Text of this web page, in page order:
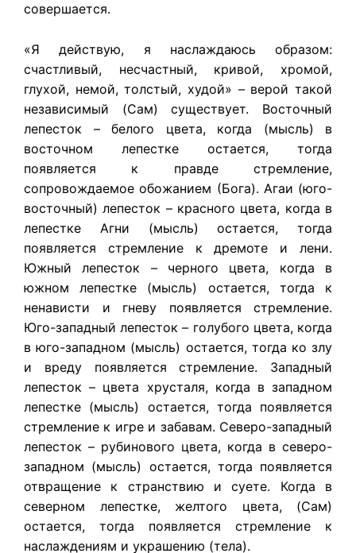
совершается.
«Я действую, я наслаждаюсь образом:
счастливый, несчастный, кривой, хромой,
глухой, немой, толстый, худой» – верой такой
независимый (Сам) существует. Восточный
лепесток – белого цвета, когда (мысль) в
восточном лепестке остается, тогда
появляется к правде стремление,
сопровождаемое обожанием (Бога). Агаи (юго-
восточный) лепесток – красного цвета, когда в
лепестке Агни (мысль) остается, тогда
появляется стремление к дремоте и лени.
Южный лепесток – черного цвета, когда в
южном лепестке (мысль) остается, тогда к
ненависти и гневу появляется стремление.
Юго-западный лепесток – голубого цвета, когда
в юго-западном (мысль) остается, тогда ко злу
и вреду появляется стремление. Западный
лепесток – цвета хрусталя, когда в западном
лепестке (мысль) остается, тогда появляется
стремление к игре и забавам. Северо-западный
лепесток – рубинового цвета, когда в северо-
западном (мысль) остается, тогда появляется
отвращение к странствию и суете. Когда в
северном лепестке, желтого цвета, (Сам)
остается, тогда появляется стремление к
наслаждениям и украшению (тела).